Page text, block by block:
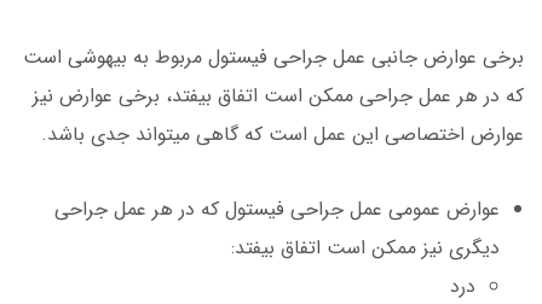
برخی عوارض جانبی عمل جراحی فیستول مربوط به بیهوشی است
که در هر عمل جراحی ممکن است اتفاق بیفتد، برخی عوارض نیز
عوارض اختصاصی این عمل است که گاهی میتواند جدی باشد.
عوارض عمومی عمل جراحی فیستول که در هر عمل جراحی
دیگری نیز ممکن است اتفاق بیفتد:
درد